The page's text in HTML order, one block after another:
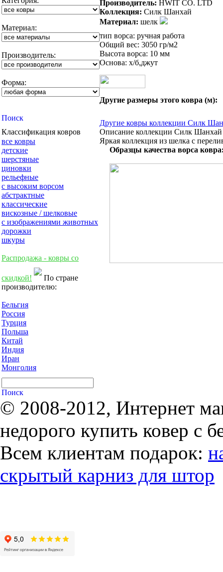
Материал:
Производитель:
Форма:
Классификация ковров
все ковры
детские
шерстяные
циновки
рельефные
с высоким ворсом
абстрактные
классические
вискозные / шелковые
с изображениями животных
дорожки
шкуры
Распродажа - ковры со
скидкой!
По стране
производителю:
Бельгия
Россия
Турция
Польша
Китай
Индия
Иран
Монголия
Производитель: HWIT CO. LTD
Коллекция: Силк Шанхай
Материал: шелк
тип ворса: ручная работа
Общий вес: 3050 гр/м2
Высота ворса: 10 мм
Основа: х/б,джут
Другие размеры этого ковра (м):
Другие ковры коллекции Силк
Описание коллекции Силк Шанхай
Яркая коллекция из шелка с
Образцы качества ворса
© 2008-2012, Интернет
недорого купить ковер с
Всем клиентам подарок:
скрытый карниз для штор